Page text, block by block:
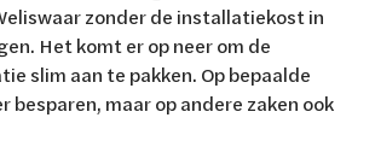
zonder de installatiekost in
Het komt er op neer om de
slim aan te pakken. Op bepaalde
besparen, maar op andere zaken ook